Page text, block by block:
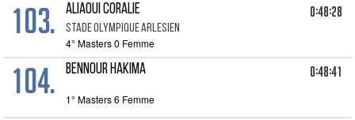
103. ALIAOUI CORALIE
STADE OLYMPIQUE ARLESIEN
0:48:28
4° Masters 0 Femme
104. BENNOUR HAKIMA 0:48:41
1° Masters 6 Femme